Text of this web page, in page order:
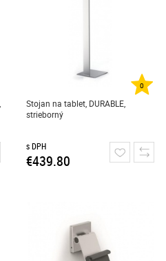
0
Stojan na tablet, DURABLE,
strieborný
s DPH
€439.80